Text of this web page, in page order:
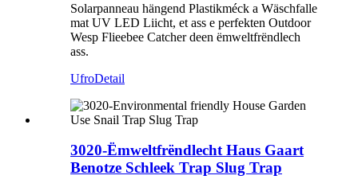
Solarpanneau hängend Plastikméck a Wäschfalle
mat UV LED Liicht, et ass e perfekten Outdoor
Wesp Flieebee Catcher deen ëmweltfrëndlech
ass.
UfroDetail
3020-Ëmweltfrëndlecht Haus Gaart
Benotze Schleek Trap Slug Trap